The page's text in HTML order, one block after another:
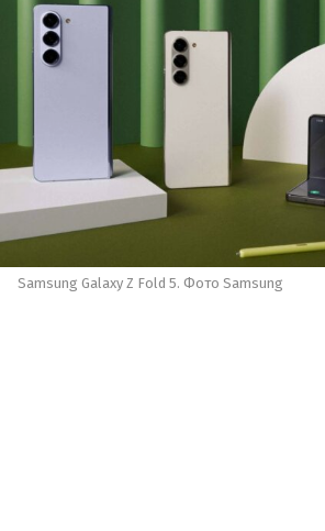
Samsung Galaxy Z Fold 5. Фото Samsung